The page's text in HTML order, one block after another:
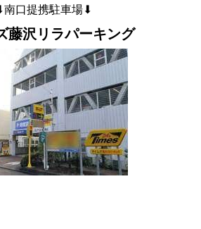
南口提携駐車場⬇︎
藤沢リラパーキング